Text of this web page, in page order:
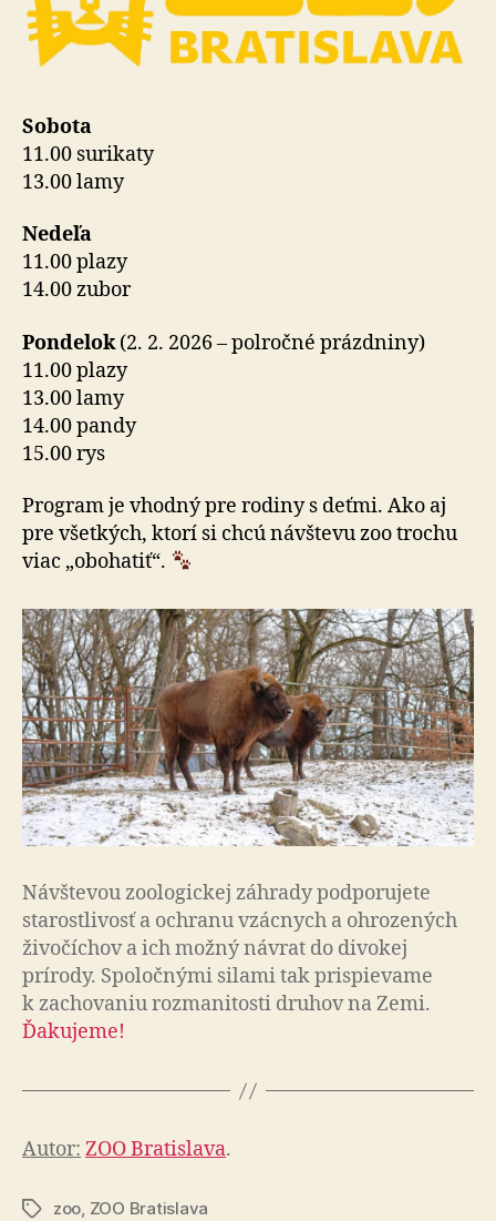
Sobota
11.00 surikaty
13.00 lamy
Nedeľa
11.00 plazy
14.00 zubor
Pondelok(2. 2. 2026 – polročné prázdniny)
11.00 plazy
13.00 lamy
14.00 pandy
15.00 rys
Program je vhodný pre rodiny s deťmi. Ako aj
pre všet­kých, ktorí si chcú návštevu zoo trochu
viac „obohatiť“.
Návštevou zoologickej záhrady podporujete
starostlivosť a ochranu vzácnych a ohro­ze­ných
ži­vo­čí­chov a ich možný návrat do di­vo­kej
prírody. Spo­loč­nými silami tak prispie­vame
k za­cho­va­niu roz­ma­ni­tosti druhov na Zemi.
Ďakujeme!
Autor: ZOO Bratislava.
Značky
zoo, ZOO Bratislava